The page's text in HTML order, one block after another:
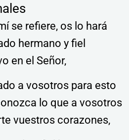
se refiere, os lo hará
hermano y fiel
en el Señor,
a vosotros para esto
lo que a vosotros
vuestros corazones,